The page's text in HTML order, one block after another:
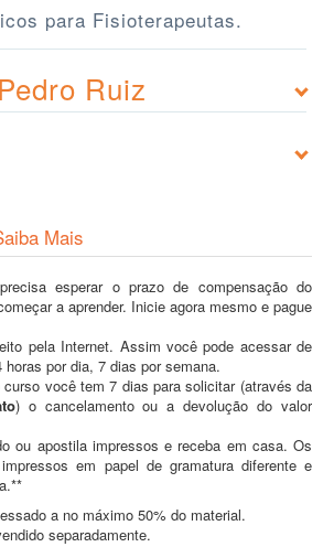
para Fisioterapeutas.
Ruiz
Mais
esperar o prazo de compensação do
a aprender. Inicie agora mesmo e pague
pela Internet. Assim você pode acessar de
horas por dia, 7 dias por semana.
você tem 7 dias para solicitar (através da
) o cancelamento ou a devolução do valor
ou apostila impressos e receba em casa. Os
em papel de gramatura diferente e
a no máximo 50% do material.
separadamente.